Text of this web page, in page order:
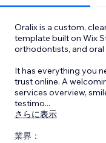
Oralix is a custom,
template built on Wix
orthodontists, and oral
It has everything you
trust online. A
services overview,
testimo...
さらに表示
業界：